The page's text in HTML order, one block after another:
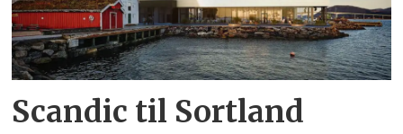
Scandic til Sortland